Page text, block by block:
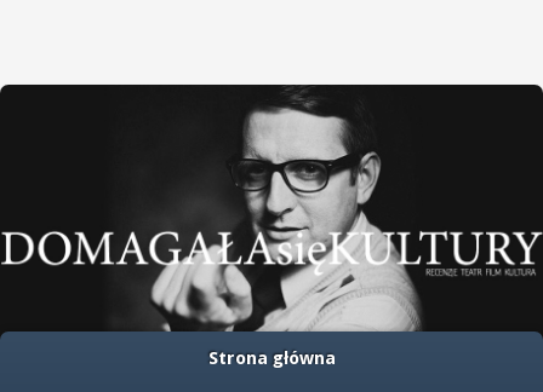
Strona główna